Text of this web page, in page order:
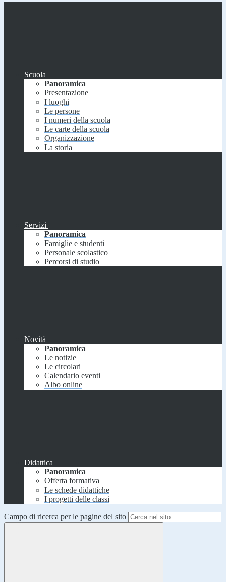
Scuola
Panoramica
Presentazione
I luoghi
Le persone
I numeri della scuola
Le carte della scuola
Organizzazione
La storia
Servizi
Panoramica
Famiglie e studenti
Personale scolastico
Percorsi di studio
Novità
Panoramica
Le notizie
Le circolari
Calendario eventi
Albo online
Didattica
Panoramica
Offerta formativa
Le schede didattiche
I progetti delle classi
Campo di ricerca per le pagine del sito